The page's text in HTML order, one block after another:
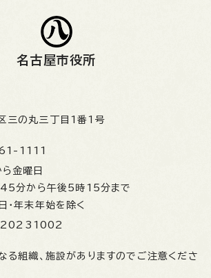
名古屋市役所
三の丸三丁目1番1号
1111
ら金曜日
分から午後5時15分まで
・年末年始を除く
組織、施設がありますのでご注意くださ